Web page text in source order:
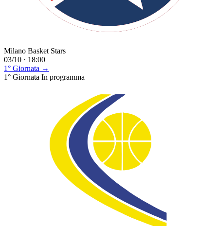
Milano Basket Stars
03/10 · 18:00
1° Giornata →
1° Giornata In programma